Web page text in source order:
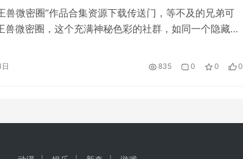
可以快速划到文末！
兽微密圈”作品合集资源下载传送门，等不及的兄弟可
兽微密圈，这个充满神秘色彩的社群，如同一个隐藏在
藏之一。在这个微密圈中，人们不仅能够分享他们的
别人的心声，建立起一种超越表面的深刻联系。 让我
835 0 0 0